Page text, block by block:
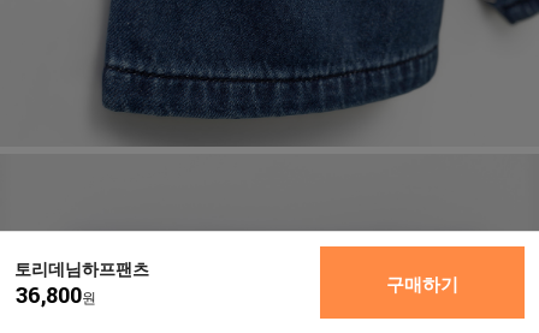
토리데님하프팬츠
36,800원
구매하기